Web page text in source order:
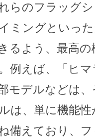
らのフラッグ
ミングといっ
るよう、最高
例えば、「ヒ
モデルなどは
は、単に機能
備えており、